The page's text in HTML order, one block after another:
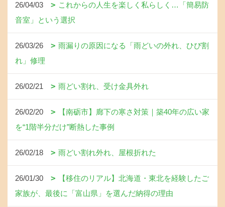
26/04/03
これからの人生を楽しく私らしく…「簡易防
音室」という選択
26/03/26
雨漏りの原因になる「雨どいの外れ、ひび割
れ」修理
26/02/21 雨どい割れ、受け金具外れ
26/02/20
【南砺市】廊下の寒さ対策｜築40年の広い家
を“1階半分だけ”断熱した事例
26/02/18 雨どい割れ外れ、屋根折れた
26/01/30
【移住のリアル】北海道・東北を経験したご
家族が、最後に「富山県」を選んだ納得の理由